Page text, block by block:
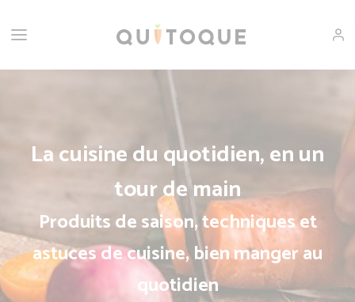
La cuisine du quotidien, en un
tour de main
Produits de saison, techniques et
astuces de cuisine, bien manger au
quotidien